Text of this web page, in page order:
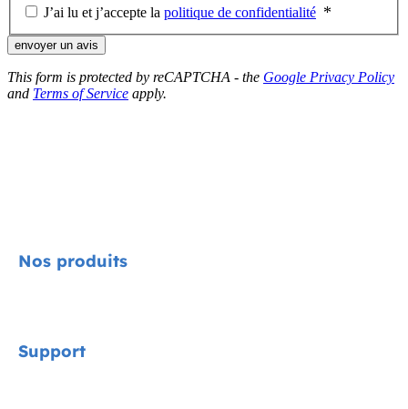
J’ai lu et j’accepte la politique de confidentialité
envoyer un avis
This form is protected by reCAPTCHA - the Google Privacy Policy
and Terms of Service apply.
Nos produits
Support